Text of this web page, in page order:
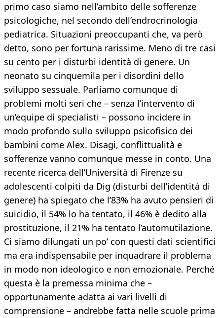
primo caso siamo nell’ambito delle sofferenze
psicologiche, nel secondo dell’endrocrinologia
pediatrica. Situazioni preoccupanti che, va però
detto, sono per fortuna rarissime. Meno di tre casi
su cento per i disturbi identità di genere. Un
neonato su cinquemila per i disordini dello
sviluppo sessuale. Parliamo comunque di
problemi molti seri che – senza l’intervento di
un’equipe di specialisti – possono incidere in
modo profondo sullo sviluppo psicofisico dei
bambini come Alex. Disagi, conflittualità e
sofferenze vanno comunque messe in conto. Una
recente ricerca dell’Università di Firenze su
adolescenti colpiti da Dig (disturbi dell’identità di
genere) ha spiegato che l’83% ha avuto pensieri di
suicidio, il 54% lo ha tentato, il 46% è dedito alla
prostituzione, il 21% ha tentato l’automutilazione.
Ci siamo dilungati un po’ con questi dati scientifici
ma era indispensabile per inquadrare il problema
in modo non ideologico e non emozionale. Perché
questa è la premessa minima che –
opportunamente adatta ai vari livelli di
comprensione – andrebbe fatta nelle scuole prima